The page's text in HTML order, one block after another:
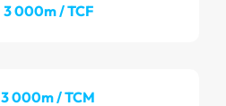
3 000m / TCF
3 000m / TCM